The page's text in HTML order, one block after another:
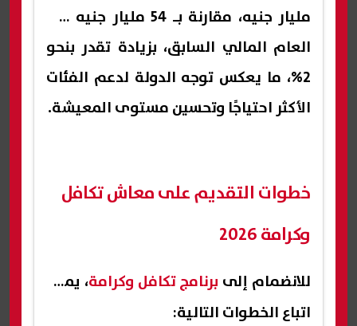
مليار جنيه، مقارنة بـ 54 مليار جنيه في
العام المالي السابق، بزيادة تقدر بنحو
2%، ما يعكس توجه الدولة لدعم الفئات
الأكثر احتياجًا وتحسين مستوى المعيشة.
خطوات التقديم على معاش تكافل
وكرامة 2026
للانضمام إلى برنامج تكافل وكرامة، يمكن
اتباع الخطوات التالية: